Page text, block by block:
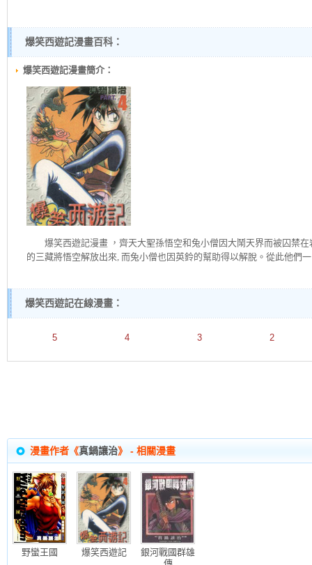
爆笑西遊記漫畫百科：
爆笑西遊記漫畫簡介：
爆笑西遊記漫畫 ，齊天大聖孫悟空和兔小僧因大鬧天界而被囚禁
的三藏將悟空解放出來, 而兔小僧也因英鈴的幫助得以解脫。從此他
爆笑西遊記在線漫畫：
5 4 3 2
漫畫作者《真鍋讓治》 - 相關漫畫
野蠻王國 爆笑西遊記
銀河戰國群雄